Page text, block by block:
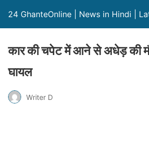
24 GhanteOnline | News in Hindi |
कार की चपेट में आने से अधेड़ की
घायल
Writer D